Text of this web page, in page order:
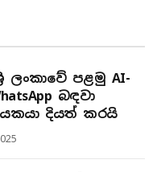
ලංකාවේ පළමු AI-
බඳවා
දියත් කරයි